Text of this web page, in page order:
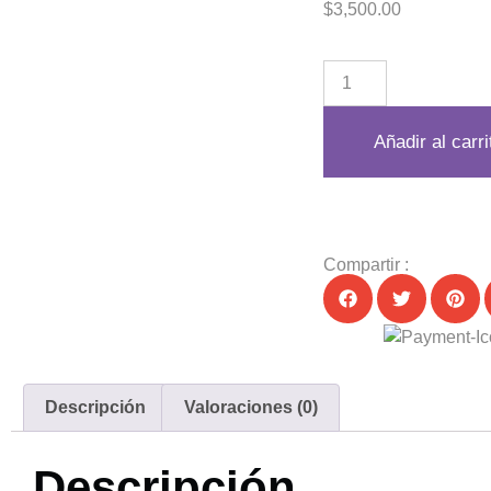
$3,500.00
Añadir al
Compartir :
Descripción Valoraciones (0)